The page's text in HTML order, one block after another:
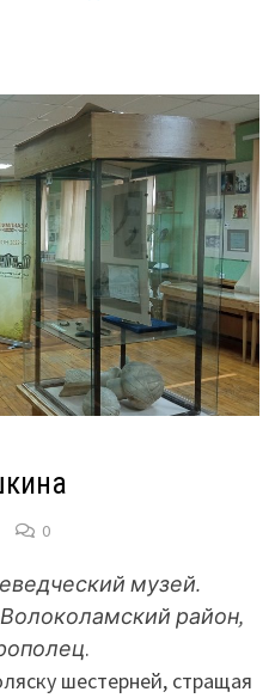
0
музей.
район,
.
шестерней, стращая